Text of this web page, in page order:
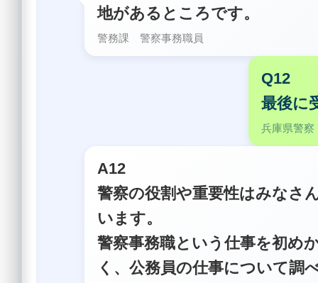
地があるところです。
警務課 警察事務職員
Q12
最後に
兵庫県警
A12
警察の役割や重要性はみなさ
います。
警察事務職という仕事を初め
く、公務員の仕事について調